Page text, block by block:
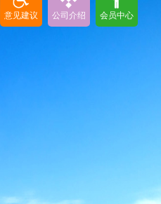
意见建议 公司介绍 会员中心